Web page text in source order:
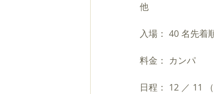
他
入場： 40 名先着
料金： カンパ
日程： 12 ／ 11